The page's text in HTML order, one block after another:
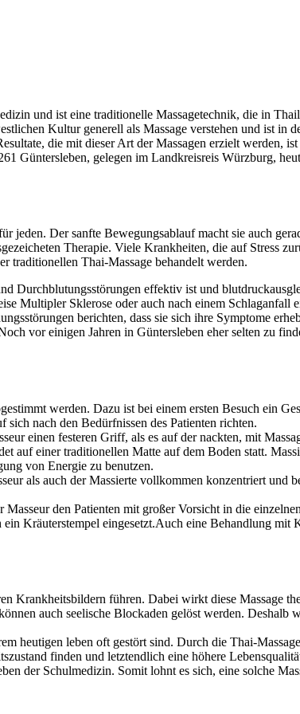
und ist eine traditionelle Massagetechnik, die in
Kultur generell als Massage verstehen und ist in
die mit dieser Art der Massagen erzielt werden,
Güntersleben, gelegen im Landkreisreis Würzburg,
jeden. Der sanfte Bewegungsablauf macht sie auch
Therapie. Viele Krankheiten, die auf Stress
traditionellen Thai-Massage behandelt werden.
Durchblutungsstörungen effektiv ist und
Multipler Sklerose oder auch nach einem Schlaganfall
berichten, dass sie sich ihre Symptome
vor einigen Jahren in Güntersleben eher selten zu
werden. Dazu ist bei einem ersten Besuch ein
nach den Bedürfnissen des Patienten richten.
einen festeren Griff, als es auf der nackten, mit
auf einer traditionellen Matte auf dem Boden statt.
von Energie zu benutzen.
als auch der Massierte vollkommen konzentriert und
den Patienten mit großer Vorsicht in die
Kräuterstempel eingesetzt.Auch eine Behandlung mit
Krankheitsbildern führen. Dabei wirkt diese Massage
auch seelische Blockaden gelöst werden. Deshalb
heutigen leben oft gestört sind. Durch die Thai-
finden und letztendlich eine höhere
der Schulmedizin. Somit lohnt es sich, eine solche